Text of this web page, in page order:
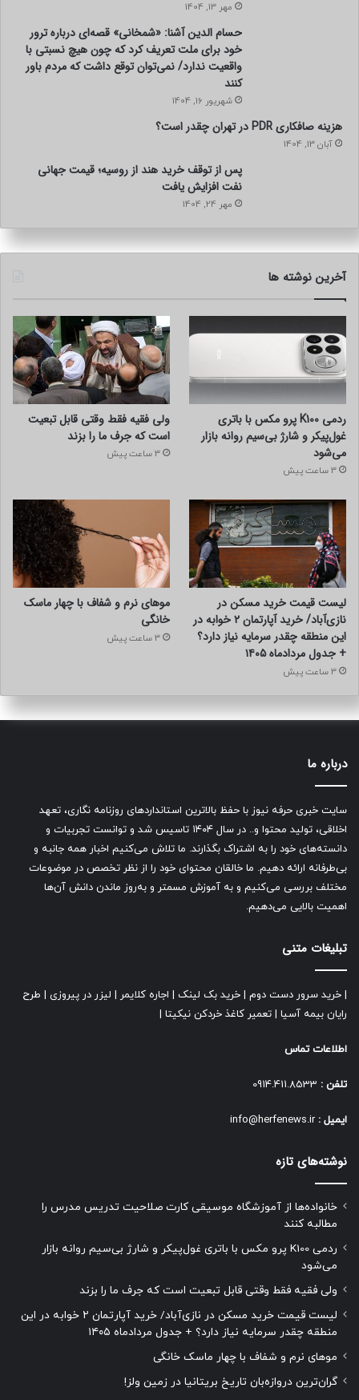
مهر 13, 1404
حسام الدین آشنا: «شمخانی» قصه‌ای درباره ترور
خود برای ملت تعریف کرد که چون هیچ نسبتی با
واقعیت ندارد/ نمی‌توان توقع داشت که مردم باور
کنند
شهریور 16, 1404
هزینه صافکاری PDR در تهران چقدر است؟
آبان 13, 1404
پس از توقف خرید هند از روسیه؛ قیمت جهانی
نفت افزایش یافت
مهر 24, 1404
آخرین نوشته ها
ردمی K100 پرو مکس با باتری
غول‌پیکر و شارژ بی‌سیم روانه بازار
می‌شود
3 ساعت پیش
ولی فقیه فقط وقتی قابل تبعیت
است که جرف ما را بزند
3 ساعت پیش
لیست قیمت خرید مسکن در
نازی‌آباد/ خرید آپارتمان ۲ خوابه در
این منطقه چقدر سرمایه نیاز دارد؟
+ جدول مردادماه ۱۴۰۵
3 ساعت پیش
موهای نرم و شفاف با چهار ماسک
خانگی
3 ساعت پیش
درباره ما
سایت خبری حرفه نیوز با حفظ بالاترین استانداردهای روزنامه نگاری، تعهد
اخلاقی، تولید محتوا و.. در سال ۱۴۰۴ تاسیس شد و توانست تجربیات و
دانسته‌های خود را به اشتراک بگذارند. ما تلاش می‌کنیم اخبار همه جانبه و
بی‌طرفانه ارائه دهیم. ما خالقان محتوای خود را از نظر تخصص در موضوعات
مختلف بررسی می‌کنیم و به آموزش مسمتر و به‌روز ماندن دانش آن‌ها
اهمیت بالایی می‌دهیم.
تبلیغات متنی
| خرید سرور دست دوم | خرید بک لینک | اجاره کلایمر | لیزر در پیروزی | طرح
رایان بیمه آسیا | تعمیر کاغذ خردکن نیکیتا |
اطلاعات تماس
تلفن :
ایمیل : info@herfenews.ir
نوشته‌های تازه
خانواده‌ها از آموزشگاه موسیقی کارت صلاحیت تدریس مدرس را
مطالبه کنند
ردمی K100 پرو مکس با باتری غول‌پیکر و شارژ بی‌سیم روانه بازار
می‌شود
ولی فقیه فقط وقتی قابل تبعیت است که جرف ما را بزند
لیست قیمت خرید مسکن در نازی‌آباد/ خرید آپارتمان ۲ خوابه در این
منطقه چقدر سرمایه نیاز دارد؟ + جدول مردادماه ۱۴۰۵
موهای نرم و شفاف با چهار ماسک خانگی
گران‌ترین دروازه‌بان تاریخ بریتانیا در زمین ولز!